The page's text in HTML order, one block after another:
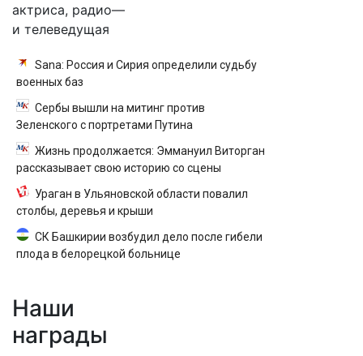
актриса, радио—
и телеведущая
Sana: Россия и Сирия определили судьбу
военных баз
Сербы вышли на митинг против
Зеленского с портретами Путина
Жизнь продолжается: Эммануил Виторган
рассказывает свою историю со сцены
Ураган в Ульяновской области повалил
столбы, деревья и крыши
СК Башкирии возбудил дело после гибели
плода в белорецкой больнице
Наши
награды